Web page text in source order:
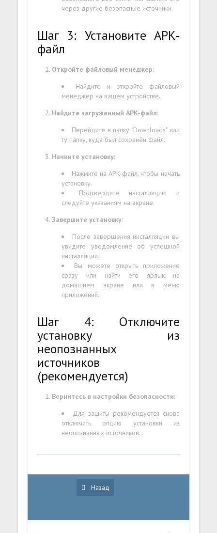
через другие безопасные источники.
Шаг 3: Установите APK-
файл
Откройте файловый менеджер:
Найдите и откройте файловый
менеджер на вашем устройстве.
Найдите загруженный APK-файл:
Перейдите в папку "Downloads" или
ту папку, куда был сохранён файл.
Начните установку:
Нажмите на APK-файл, чтобы начать
установку.
Подтвердите инсталляцию и
следуйте указаниям на экране.
Завершите установку:
После завершения инсталляции вы
увидите уведомление об успешной
инсталляции.
Вы можете открыть приложение
сразу или найти его ярлык на
домашнем экране или в меню
приложений.
Шаг 4: Отключите
установку из
неопознанных
источников
(рекомендуется)
Вернитесь в настройки безопасности:
Для защиты рекомендуется снова
отключить опцию установки из
неопознанных источников.
Назад